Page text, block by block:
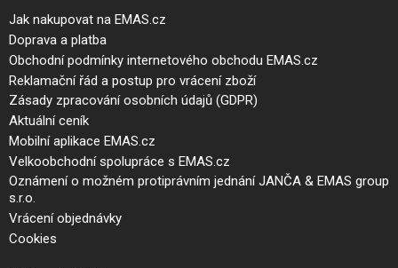
Jak nakupovat na EMAS.cz
Doprava a platba
Obchodní podmínky internetového obchodu EMAS.cz
Reklamační řád a postup pro vrácení zboží
Zásady zpracování osobních údajů (GDPR)
Aktuální ceník
Mobilní aplikace EMAS.cz
Velkoobchodní spolupráce s EMAS.cz
Oznámení o možném protiprávním jednání JANČA & EMAS group
s.r.o.
Vrácení objednávky
Cookies